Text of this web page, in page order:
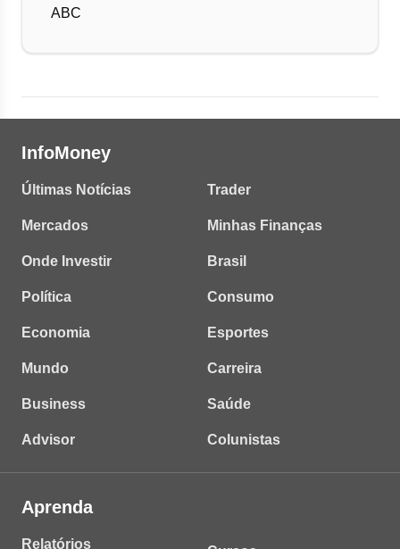
ABC
InfoMoney
Últimas Notícias
Mercados
Onde Investir
Política
Economia
Mundo
Business
Advisor
Trader
Minhas Finanças
Brasil
Consumo
Esportes
Carreira
Saúde
Colunistas
Aprenda
Relatórios